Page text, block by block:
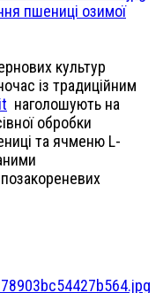
пшениці озимої
культур
із традиційним
наголошують на
обробки
та ячменю L-